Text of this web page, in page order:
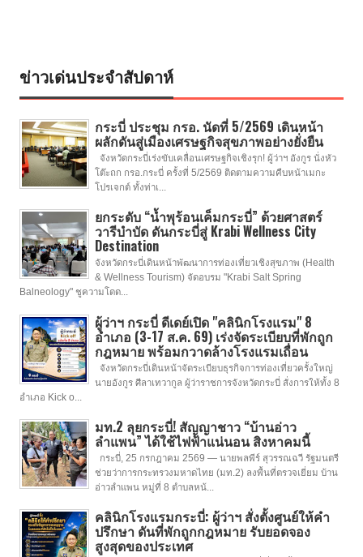
ข่าวเด่นประจำสัปดาห์
กระบี่ ประชุม กรอ. นัดที่ 5/2569 เดินหน้า
ผลักดันสู่เมืองเศรษฐกิจสุขภาพอย่างยั่งยืน
จังหวัดกระบี่เร่งขับเคลื่อนเศรษฐกิจเชิงรุก! ผู้ว่าฯ อังกูร นั่งหัว
โต๊ะถก กรอ.กระบี่ ครั้งที่ 5/2569 ติดตามความคืบหน้าเมกะ
โปรเจกต์ ทั้งท่าเ...
ยกระดับ “น้ำพุร้อนเค็มกระบี่” ด้วยศาสตร์
วารีบำบัด ดันกระบี่สู่ Krabi Wellness City
Destination
จังหวัดกระบี่เดินหน้าพัฒนาการท่องเที่ยวเชิงสุขภาพ (Health
& Wellness Tourism) จัดอบรม "Krabi Salt Spring
Balneology" ชูความโดด...
ผู้ว่าฯ กระบี่ ดีเดย์เปิด "คลินิกโรงแรม" 8
อำเภอ (3-17 ส.ค. 69) เร่งจัดระเบียบที่พักถูก
กฎหมาย พร้อมกวาดล้างโรงแรมเถื่อน
จังหวัดกระบี่เดินหน้าจัดระเบียบธุรกิจการท่องเที่ยวครั้งใหญ่
นายอังกูร ศีลาเทวากูล ผู้ว่าราชการจังหวัดกระบี่ สั่งการให้ทั้ง 8
อำเภอ Kick o...
มท.2 ลุยกระบี่! สัญญาชาว “บ้านอ่าว
ลำแพน” ได้ใช้ไฟฟ้าแน่นอน สิงหาคมนี้
กระบี่, 25 กรกฎาคม 2569 — นายพลพีร์ สุวรรณฉวี รัฐมนตรี
ช่วยว่าการกระทรวงมหาดไทย (มท.2) ลงพื้นที่ตรวจเยี่ยม บ้าน
อ่าวลำแพน หมู่ที่ 8 ตำบลหน้...
คลินิกโรงแรมกระบี่: ผู้ว่าฯ สั่งตั้งศูนย์ให้คำ
ปรึกษา ดันที่พักถูกกฎหมาย รับยอดจอง
สูงสุดของประเทศ